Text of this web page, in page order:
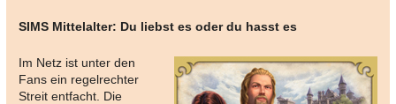
SIMS Mittelalter: Du liebst es oder du hasst es
Im Netz ist unter den
Fans ein regelrechter
Streit entfacht. Die